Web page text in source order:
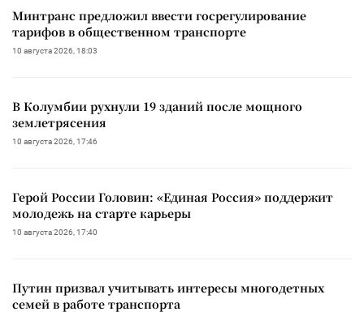
Минтранс предложил ввести госрегулирование
тарифов в общественном транспорте
10 августа 2026, 18:03
В Колумбии рухнули 19 зданий после мощного
землетрясения
10 августа 2026, 17:46
Герой России Головин: «Единая Россия» поддержит
молодежь на старте карьеры
10 августа 2026, 17:40
Путин призвал учитывать интересы многодетных
семей в работе транспорта